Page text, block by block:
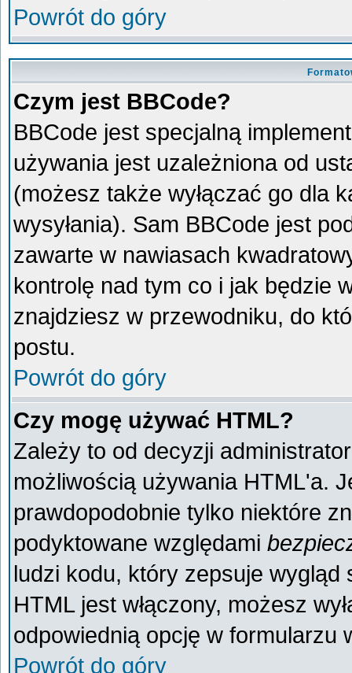
Powrót do góry
Czym jest BBCode?
BBCode jest specjalną
używania jest uzależniona od
(możesz także wyłączać go dla
wysyłania). Sam BBCode jest
zawarte w nawiasach
kontrolę nad tym co i jak będzie
znajdziesz w przewodniku, do
postu.
Powrót do góry
Czy mogę używać HTML?
Zależy to od decyzji
możliwością używania HTML'a.
prawdopodobnie tylko niektóre
podyktowane względami
ludzi kodu, który zepsuje wygląd
HTML jest włączony, możesz
odpowiednią opcję w formularzu
Powrót do góry